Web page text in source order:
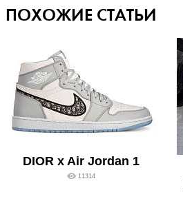
ПОХОЖИЕ СТАТЬИ
DIOR x Air Jordan 1
11314